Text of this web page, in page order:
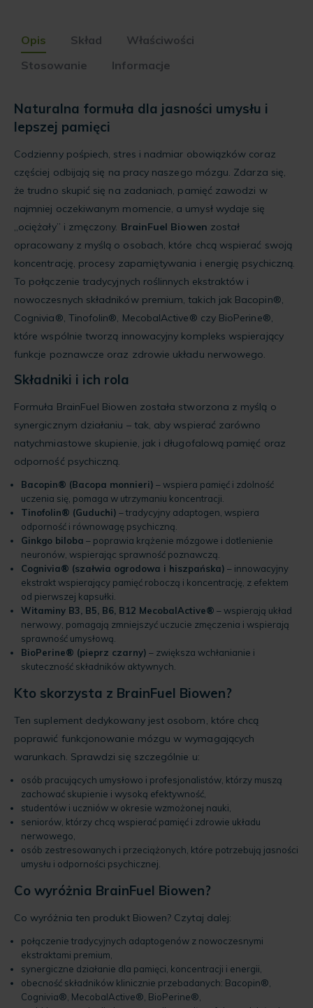
Opis Skład
Właściwości
Stosowanie
Informacje
Naturalna formuła dla jasności umysłu i
lepszej pamięci
Codzienny pośpiech, stres i nadmiar obowiązków coraz
częściej odbijają się na pracy naszego mózgu. Zdarza się,
że trudno skupić się na zadaniach, pamięć zawodzi w
najmniej oczekiwanym momencie, a umysł wydaje się
„ociężały” i zmęczony. BrainFuel Biowen został
opracowany z myślą o osobach, które chcą wspierać swoją
koncentrację, procesy zapamiętywania i energię psychiczną.
To połączenie tradycyjnych roślinnych ekstraktów i
nowoczesnych składników premium, takich jak Bacopin®,
Cognivia®, Tinofolin®, MecobalActive® czy BioPerine®,
które wspólnie tworzą innowacyjny kompleks wspierający
funkcje poznawcze oraz zdrowie układu nerwowego.
Składniki i ich rola
Formuła BrainFuel Biowen została stworzona z myślą o
synergicznym działaniu – tak, aby wspierać zarówno
natychmiastowe skupienie, jak i długofalową pamięć oraz
odporność psychiczną.
Bacopin® (Bacopa monnieri) – wspiera pamięć i zdolność
uczenia się, pomaga w utrzymaniu koncentracji.
Tinofolin® (Guduchi) – tradycyjny adaptogen, wspiera
odporność i równowagę psychiczną.
Ginkgo biloba – poprawia krążenie mózgowe i dotlenienie
neuronów, wspierając sprawność poznawczą.
Cognivia® (szałwia ogrodowa i hiszpańska) – innowacyjny
ekstrakt wspierający pamięć roboczą i koncentrację, z efektem
od pierwszej kapsułki.
Witaminy B3, B5, B6, B12 MecobalActive® – wspierają układ
nerwowy, pomagają zmniejszyć uczucie zmęczenia i wspierają
sprawność umysłową.
BioPerine® (pieprz czarny) – zwiększa wchłanianie i
skuteczność składników aktywnych.
Kto skorzysta z BrainFuel Biowen?
Ten suplement dedykowany jest osobom, które chcą
poprawić funkcjonowanie mózgu w wymagających
warunkach. Sprawdzi się szczególnie u:
osób pracujących umysłowo i profesjonalistów, którzy muszą
zachować skupienie i wysoką efektywność,
studentów i uczniów w okresie wzmożonej nauki,
seniorów, którzy chcą wspierać pamięć i zdrowie układu
nerwowego,
osób zestresowanych i przeciążonych, które potrzebują jasności
umysłu i odporności psychicznej.
Co wyróżnia BrainFuel Biowen?
Co wyróżnia ten produkt Biowen? Czytaj dalej:
połączenie tradycyjnych adaptogenów z nowoczesnymi
ekstraktami premium,
synergiczne działanie dla pamięci, koncentracji i energii,
obecność składników klinicznie przebadanych: Bacopin®,
Cognivia®, MecobalActive®, BioPerine®,